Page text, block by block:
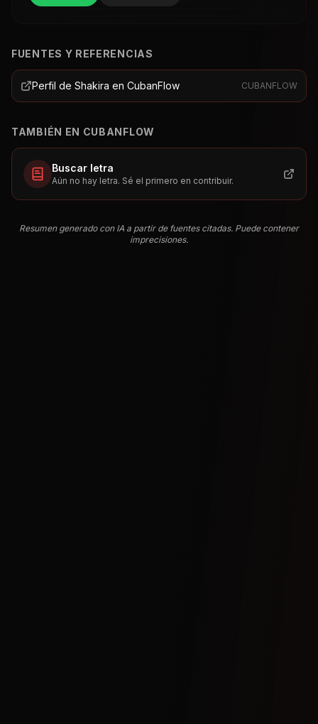
FUENTES Y REFERENCIAS
Perfil de Shakira en CubanFlow CUBANFLOW
TAMBIÉN EN CUBANFLOW
Buscar letra
Aún no hay letra. Sé el primero en contribuir.
Resumen generado con IA a partir de fuentes citadas. Puede contener
imprecisiones.